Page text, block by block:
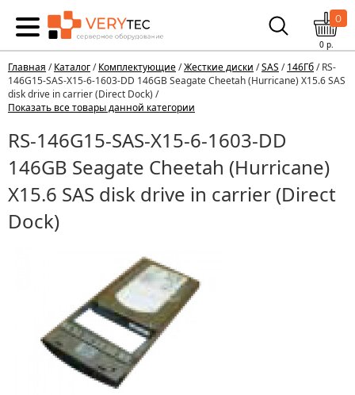
0
0р.
Главная /Каталог/Комплектующие/Жесткие диски /SAS /146Гб/ RS-
146G15-SAS-X15-6-1603-DD 146GB Seagate Cheetah (Hurricane) X15.6 SAS
disk drive in carrier (Direct Dock) /
Показать все товары данной категории
RS-146G15-SAS-X15-6-1603-DD
146GB Seagate Cheetah (Hurricane)
X15.6 SAS disk drive in carrier (Direct
Dock)